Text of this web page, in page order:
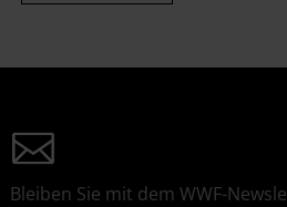
Bleiben Sie mit dem WWF-